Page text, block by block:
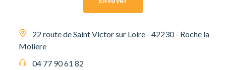
22 route de Saint Victor sur Loire - 42230 - Roche la
Moliere
04 77 90 61 82